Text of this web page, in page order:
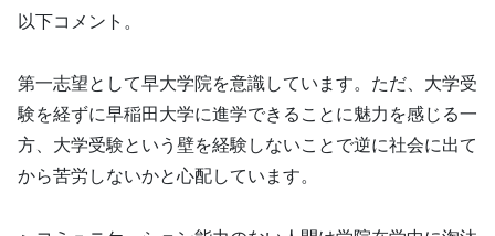
以下コメント。
第一志望として早大学院を意識しています。ただ、大学受
験を経ずに早稲田大学に進学できることに魅力を感じる一
方、大学受験という壁を経験しないことで逆に社会に出て
から苦労しないかと心配しています。